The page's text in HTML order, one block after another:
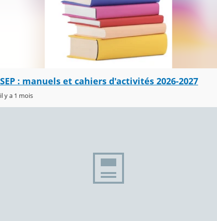
SEP : manuels et cahiers d'activités 2026-2027
il y a 1 mois